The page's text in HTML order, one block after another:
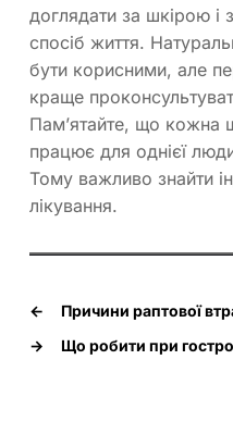
доглядати за шкірою і
спосіб життя.
бути корисними, але
краще
Пам’ятайте, що кожна
працює для однієї
Тому важливо знайти
лікування.
←
Причини раптової
→
Що робити при